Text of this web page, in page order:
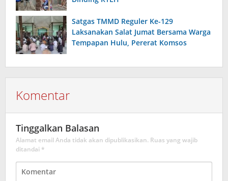
Satgas TMMD Reguler Ke-129
Laksanakan Salat Jumat Bersama Warga
Tempapan Hulu, Pererat Komsos
Komentar
Tinggalkan Balasan
Alamat email Anda tidak akan dipublikasikan. Ruas yang wajib
ditandai *